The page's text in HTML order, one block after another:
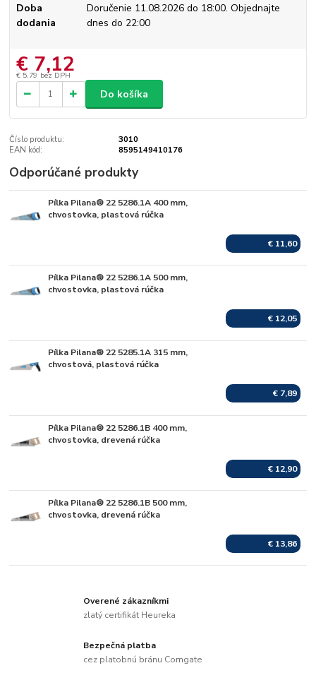
Doba
dodania
Doručenie 11.08.2026 do 18:00. Objednajte
dnes do 22:00
€ 7,12
€ 5,79 bez DPH
Do košíka
Číslo produktu:
3010
EAN kód:
8595149410176
Odporúčané produkty
Pílka Pilana® 22 5286.1A 400 mm,
chvostovka, plastová rúčka
€ 11,60
Pílka Pilana® 22 5286.1A 500 mm,
chvostovka, plastová rúčka
€ 12,05
Pílka Pilana® 22 5285.1A 315 mm,
chvostová, plastová rúčka
€ 7,89
Pílka Pilana® 22 5286.1B 400 mm,
chvostovka, drevená rúčka
€ 12,90
Pílka Pilana® 22 5286.1B 500 mm,
chvostovka, drevená rúčka
€ 13,86
Overené zákazníkmi
zlatý certifikát Heureka
Bezpečná platba
cez platobnú bránu Comgate